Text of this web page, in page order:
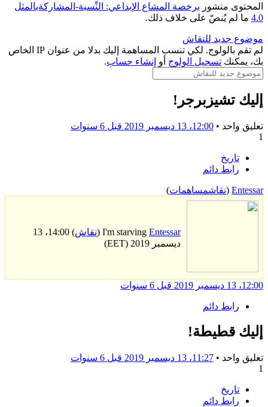
المحتوى منشور برخصة المشاع الإبداعي: النِّسبة-المشاركةبالمثل
4.0 ما لم يُنصّ على خلاف ذلك.
موضوع جديد للنقاش
لم تقم بالولوج. لكي تنسب المساهمة إليك بدلا من عنوان IP الخاص
بك، يمكنك تسجيل الولوج أو إنشاء حساب.
إليك تشيزبرجر!
تعليق واحد • 12:00، 13 ديسمبر 2019
قبل 6 سنوات
1
تاريخ
رابط دائم
Entessar
(نقاشمساهمات)
I'm starving Entessar
(نقاش
) 14:00، 13
ديسمبر 2019 (EET)
12:00، 13 ديسمبر 2019 قبل 6 سنوات
رابط دائم
إليك قطيطة!
تعليق واحد • 11:27، 13 ديسمبر 2019
قبل 6 سنوات
1
تاريخ
رابط دائم